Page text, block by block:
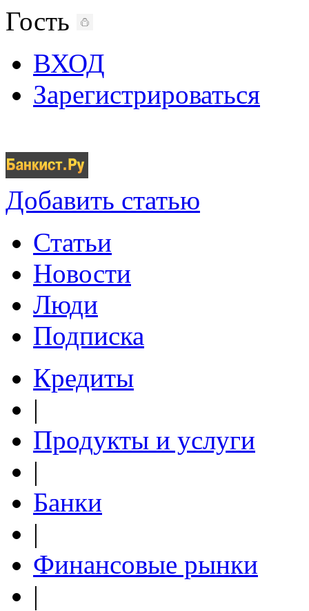
Гость
ВХОД
Зарегистрироваться
Добавить статью
Статьи
Новости
Люди
Подписка
Кредиты
|
Продукты и услуги
|
Банки
|
Финансовые рынки
|